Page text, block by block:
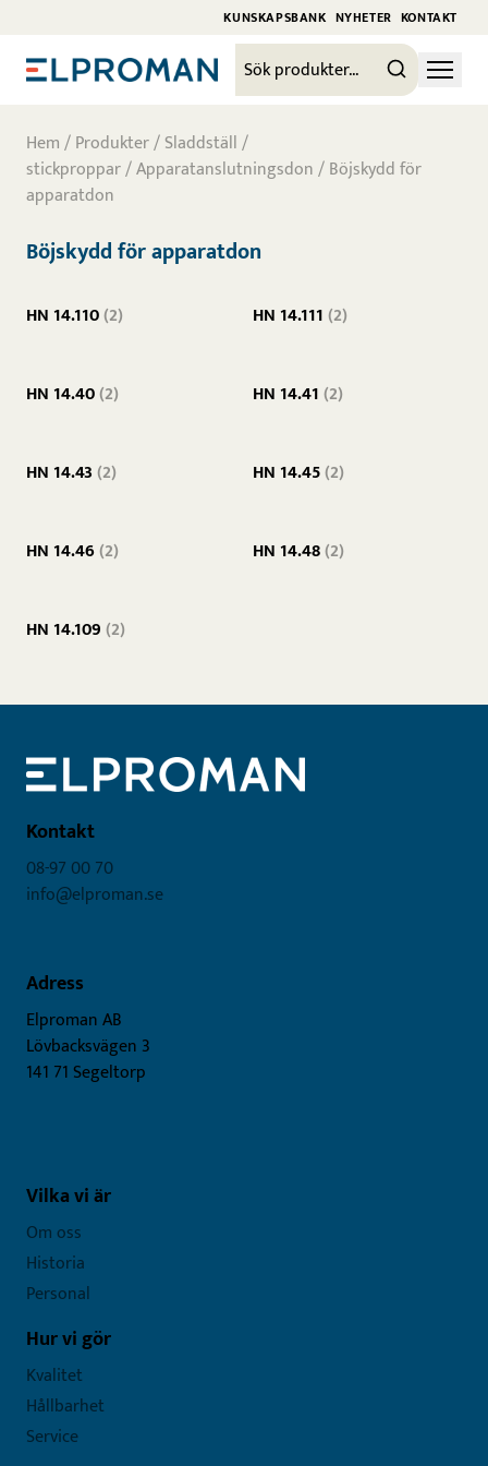
KUNSKAPSBANK NYHETER KONTAKT
Hem/Produkter/Sladdställ /
stickproppar/Apparatanslutningsdon/ Böjskydd för
apparatdon
Böjskydd för apparatdon
HN 14.110(2) HN 14.111(2)
HN 14.40(2) HN 14.41(2)
HN 14.43(2) HN 14.45(2)
HN 14.46(2) HN 14.48(2)
HN 14.109(2)
Kontakt
08-97 00 70
info@elproman.se
Adress
Elproman AB
Lövbacksvägen 3
141 71 Segeltorp
Vilka vi är
Om oss
Historia
Personal
Hur vi gör
Kvalitet
Hållbarhet
Service